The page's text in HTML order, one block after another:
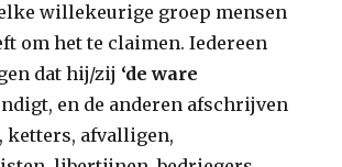
willekeurige groep mensen
om het te claimen. Iedereen
dat hij/zij ‘de ware
en de anderen afschrijven
ketters, afvalligen,